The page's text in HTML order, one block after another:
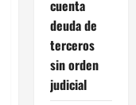
cuenta
deuda de
terceros
sin orden
judicial